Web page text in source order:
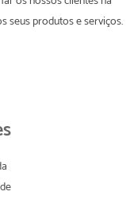
seus produtos e serviços.